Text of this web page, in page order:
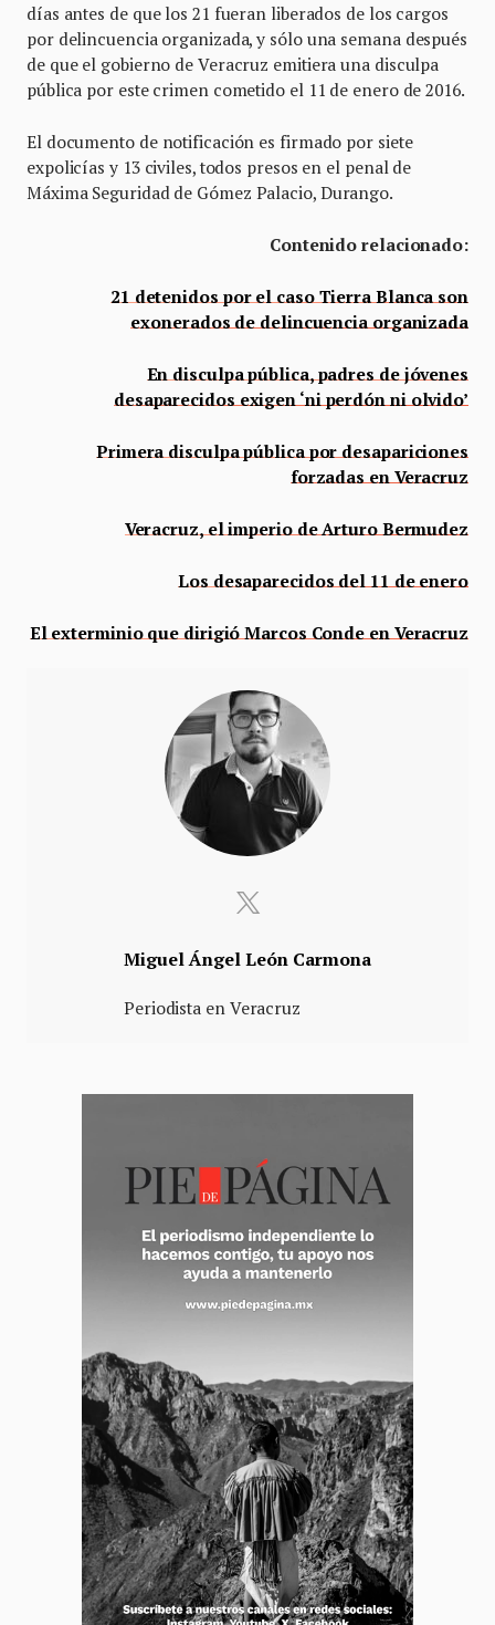
días antes de que los 21 fueran liberados de los cargos
por delincuencia organizada, y sólo una semana después
de que el gobierno de Veracruz emitiera una disculpa
pública por este crimen cometido el 11 de enero de 2016.
El documento de notificación es firmado por siete
expolicías y 13 civiles, todos presos en el penal de
Máxima Seguridad de Gómez Palacio, Durango.
Contenido relacionado:
21 detenidos por el caso Tierra Blanca son
exonerados de delincuencia organizada
En disculpa pública, padres de jóvenes
desaparecidos exigen ‘ni perdón ni olvido’
Primera disculpa pública por desapariciones
forzadas en Veracruz
Veracruz, el imperio de Arturo Bermudez
Los desaparecidos del 11 de enero
El exterminio que dirigió Marcos Conde en Veracruz
Miguel Ángel León Carmona
Periodista en Veracruz